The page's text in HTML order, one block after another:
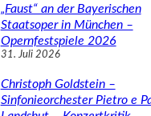
„Faust“ an der Bayerischen
Staatsoper in München –
Opernfestspiele 2026
31. Juli 2026
Christoph Goldstein –
Sinfonieorchester Pietro e